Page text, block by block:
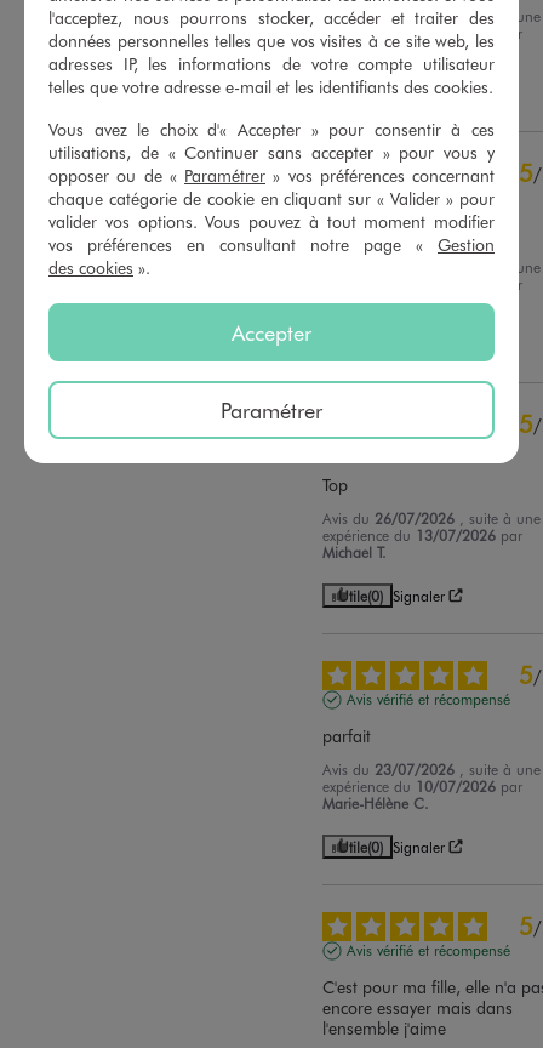
Basé sur5 avis soumis à un
contrôle
Voir tous les avis sur ce site
5étoiles
4
4étoiles
1
3étoiles
0
2étoiles
0
0
Avis du31/07/2026
, suite à une
expérience du18/07/2026
par
Ophélie B.
Utile(0) Signaler
5/
Avis vérifié et récompensé
Ras
, suite à une
par
Cedric S.
5/
Top
Avis du 26/07/2026
, suite à une
expérience du 13/07/2026 par
Michael T.
Utile(0) Signaler
5/
Avis vérifié et récompensé
parfait
Avis du 23/07/2026
, suite à une
expérience du 10/07/2026 par
Marie-Hélène C.
Utile(0) Signaler
5/
Avis vérifié et récompensé
C'est pour ma fille, elle n'a
encore essayer mais dans
l'ensemble j'aime
l'acceptez, nous pourrons stocker, accéder et traiter des
données personnelles telles que vos visites à ce site web, les
adresses IP, les informations de votre compte utilisateur
telles que votre adresse e-mail et les identifiants des cookies.
Vous avez le choix d'« Accepter » pour consentir à ces
utilisations, de « Continuer sans accepter » pour vous y
opposer ou de « Paramétrer » vos préférences concernant
chaque catégorie de cookie en cliquant sur « Valider » pour
valider vos options. Vous pouvez à tout moment modifier
vos préférences en consultant notre page « Gestion
des cookies ».
Accepter
Paramétrer